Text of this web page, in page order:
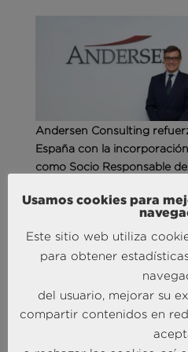
Andersen Consulting
España con la
como Socio Responsable
MÁS NOTICIAS SOBRE:
COMPETITIVA
Usamos cookies para
Este sitio web utiliza
para obtener
del usuario, mejorar su
compartir contenidos en